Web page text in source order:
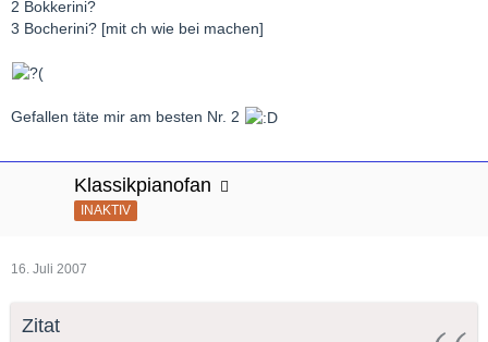
2 Bokkerini?
3 Bocherini? [mit ch wie bei machen]
Gefallen täte mir am besten Nr. 2
Klassikpianofan
INAKTIV
16. Juli 2007
Zitat